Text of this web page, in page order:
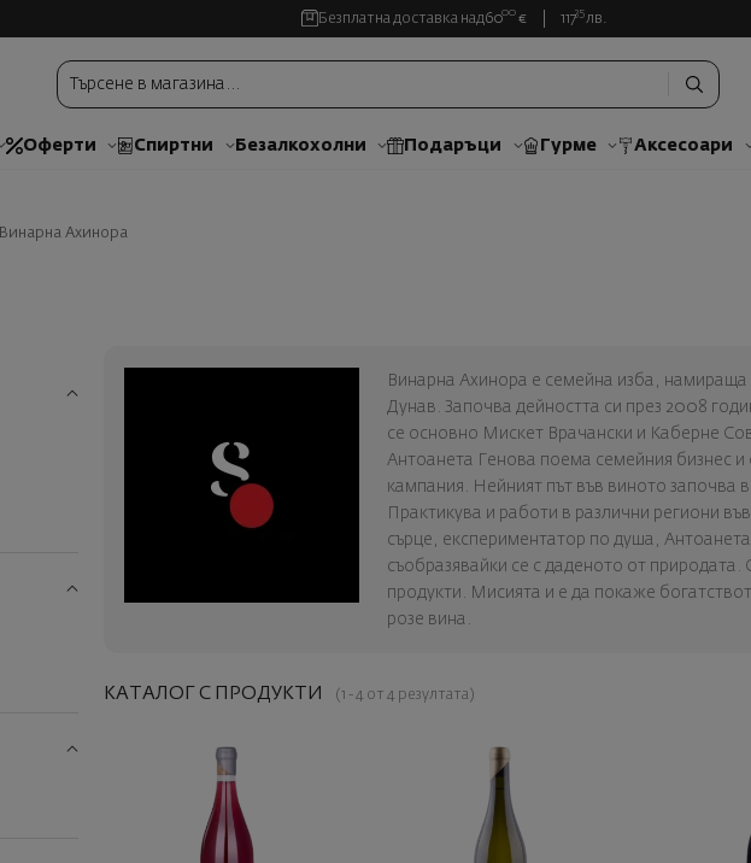
Безплатна доставка над6000 € 11735 лв.
Оферти Спиртни Безалкохолни Подаръци Гурме Аксесоари
Винарна Ахинора
Винарна Ахинора е семейна изба, намираща
Дунав. Започва дейността си през 2008
се основно Мискет Врачански и Каберне
Антоанета Генова поема семейния бизнес и
кампания. Нейният път във виното започва
Практикува и работи в различни региони
сърце, експериментатор по душа,
съобразявайки се с даденото от
продукти. Мисията и е да покаже
розе вина.
КАТАЛОГ С ПРОДУКТИ (1 - 4 от 4 резултата)